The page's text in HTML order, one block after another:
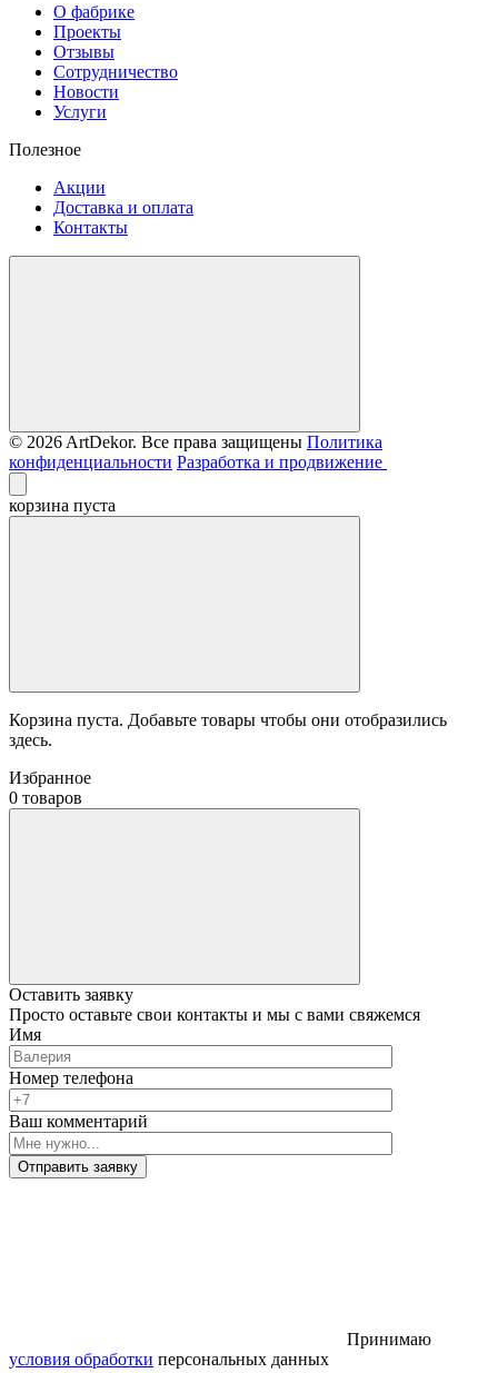
О фабрике
Проекты
Отзывы
Сотрудничество
Новости
Услуги
Полезное
Акции
Доставка и оплата
Контакты
© 2026 ArtDekor. Все права защищены Политика
конфиденциальности Разработка и продвижение
корзина пуста
Корзина пуста. Добавьте товары чтобы они отобразились
здесь.
Избранное
0 товаров
Оставить заявку
Просто оставьте свои контакты и мы с вами свяжемся
Имя
Номер телефона
Ваш комментарий
Отправить заявку
Принимаю
условия обработки персональных данных